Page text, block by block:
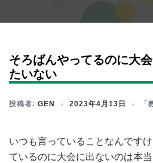
そろばんやってるのに大
たいない
投稿者: GEN 2023年4月13日
いつも言っていることなんです
ているのに大会に出ないのは本